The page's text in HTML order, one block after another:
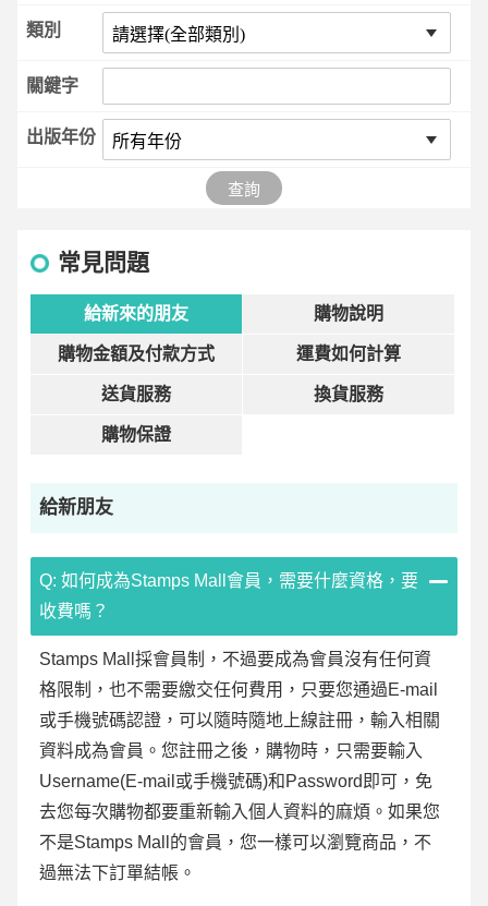
類別
關鍵字
出版年份
查詢
常見問題
給新來的朋友 購物說明
購物金額及付款方式 運費如何計算
送貨服務 換貨服務
購物保證
給新朋友
Q: 如何成為Stamps Mall會員，需要什麼資格，要
收費嗎？
Stamps Mall採會員制，不過要成為會員沒有任何資
格限制，也不需要繳交任何費用，只要您通過E-mail
或手機號碼認證，可以隨時隨地上線註冊，輸入相關
資料成為會員。您註冊之後，購物時，只需要輸入
Username(E-mail或手機號碼)和Password即可，免
去您每次購物都要重新輸入個人資料的麻煩。如果您
不是Stamps Mall的會員，您一樣可以瀏覽商品，不
過無法下訂單結帳。